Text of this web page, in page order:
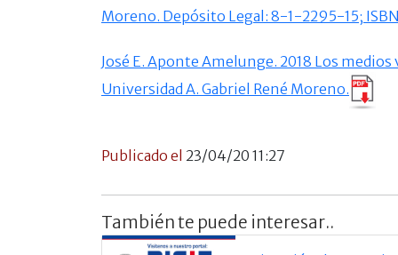
Moreno. Depósito Legal: 8-1-2295-15;
José E. Aponte Amelunge. 2018 Los
Universidad A. Gabriel René Moreno.
Publicado el 23/04/20 11:27
También te puede interesar..